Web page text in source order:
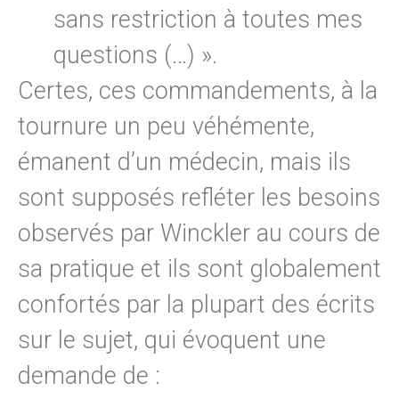
sans restriction à toutes mes
questions (…) ».
Certes, ces commandements, à la
tournure un peu véhémente,
émanent d’un médecin, mais ils
sont supposés refléter les besoins
observés par Winckler au cours de
sa pratique et ils sont globalement
confortés par la plupart des écrits
sur le sujet, qui évoquent une
demande de :